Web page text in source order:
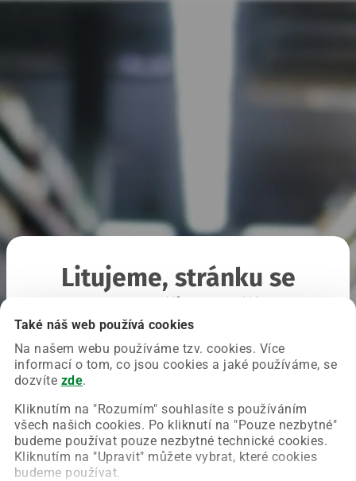
Také náš web používá cookies
Na našem webu používáme tzv. cookies. Více
informací o tom, co jsou cookies a jaké používáme, se
dozvíte zde.
Kliknutím na "Rozumím" souhlasíte s používáním
všech našich cookies. Po kliknutí na "Pouze nezbytné"
budeme používat pouze nezbytné technické cookies.
Kliknutím na "Upravit" můžete vybrat, které cookies
budeme používat.
Litujeme, stránku se
Chyba nastala na naší straně a už ji opravujeme.
Zkuste prosím znovu načíst požadovanou stránku.
Obnovit stránku Úvodní strana